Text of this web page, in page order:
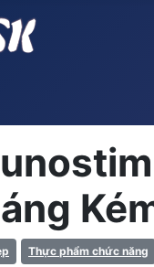
Thực phẩm chức năng